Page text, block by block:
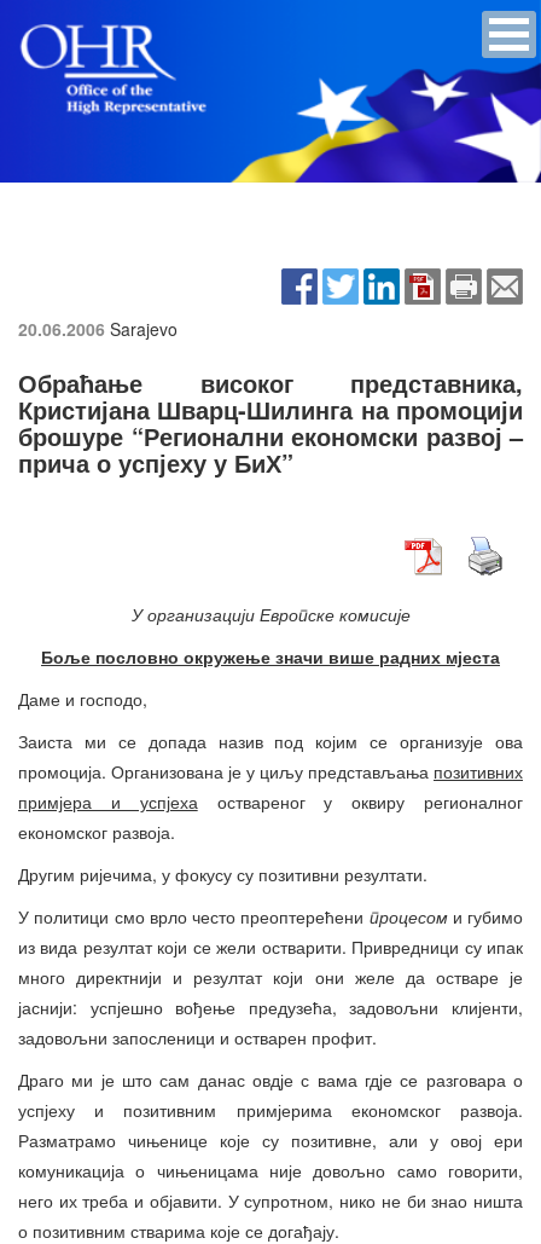
20.06.2006 Sarajevo
Обраћање високог представника,
Кристијана Шварц-Шилинга на промоцији
брошуре “Регионални економски развој –
прича о успјеху у БиХ”
У организацији Европске комисије
Боље пословно окружење значи више радних мјеста
Даме и господо,
Заиста ми се допада назив под којим се организује ова
промоција. Организована је у циљу представљања позитивних
примјера и успјеха оствареног у оквиру регионалног
економског развоја.
Другим ријечима, у фокусу су позитивни резултати.
У политици смо врло често преоптерећени процесоми губимо
из вида резултат који се жели остварити. Привредници су ипак
много директнији и резултат који они желе да остваре је
јаснији: успјешно вођење предузећа, задовољни клијенти,
задовољни запосленици и остварен профит.
Драго ми је што сам данас овдје с вама гдје се разговара о
успјеху и позитивним примјерима економског развоја.
Разматрамо чињенице које су позитивне, али у овој ери
комуникација о чињеницама није довољно само говорити,
него их треба и објавити. У супротном, нико не би знао ништа
о позитивним стварима које се догађају.